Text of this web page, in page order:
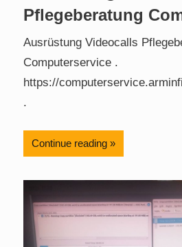
Pflegeberatung
Ausrüstung Videocalls
Computerservice .
https://
.
Continue reading